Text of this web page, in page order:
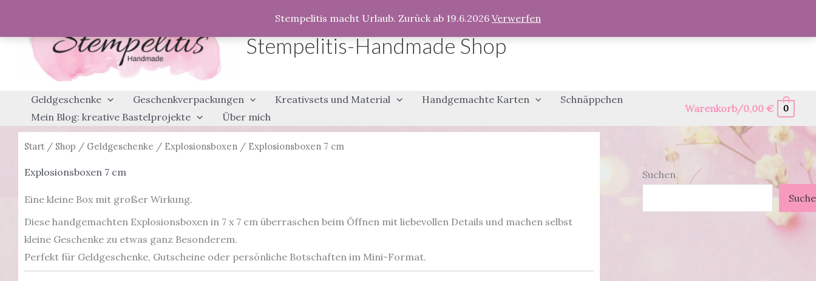
Stempelitis macht Urlaub. Zurück ab 19.6.2026 Verwerfen
springen
Stempelitis-Handmade Shop
Geldgeschenke Geschenkverpackungen Kreativsets und Material Handgemachte Karten
Schnäppchen
Mein Blog: kreative Bastelprojekte
Über mich
Warenkorb/0,00€ 0
Start / Shop / Geldgeschenke / Explosionsboxen / Explosionsboxen 7 cm
Explosionsboxen 7 cm
Eine kleine Box mit großer Wirkung.
Diese handgemachten Explosionsboxen in 7 x 7 cm überraschen beim Öffnen mit liebevollen Details und machen selbst
kleine Geschenke zu etwas ganz Besonderem.
Perfekt für Geldgeschenke, Gutscheine oder persönliche Botschaften im Mini-Format.
Suchen